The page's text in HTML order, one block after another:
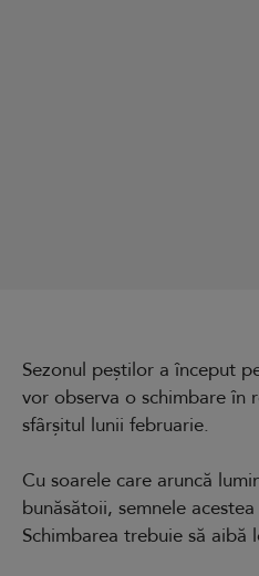
Sezonul peștilor a început
vor observa o schimbare în
sfârșitul lunii februarie.
Cu soarele care aruncă
bunăsătoii, semnele
Schimbarea trebuie să aibă